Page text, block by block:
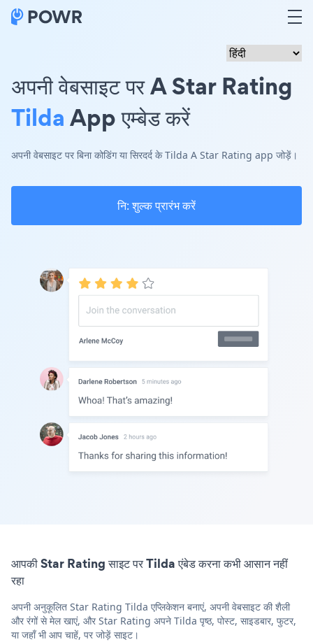
अपनी वेबसाइट पर A Star Rating
TildaApp एम्बेड करें
अपनी वेबसाइट पर बिना कोडिंग या सिरदर्द के Tilda A Star Rating app जोड़ें।
नि: शुल्क प्रारंभ करें
आपकी Star Rating साइट पर Tilda एंबेड करना कभी आसान नहीं
रहा
अपनी अनुकूलित Star Rating Tilda एप्लिकेशन बनाएं, अपनी वेबसाइट की शैली
और रंगों से मेल खाएं, और Star Rating अपने Tilda पृष्ठ, पोस्ट, साइडबार, फुटर,
या जहाँ भी आप चाहें, पर जोड़ें साइट।